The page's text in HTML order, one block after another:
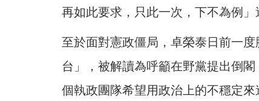
再如此要求，只此一次，下不為例」
至於面對憲政僵局，卓榮泰日前一
台」，被解讀為呼籲在野黨提出倒
個執政團隊希望用政治上的不穩定